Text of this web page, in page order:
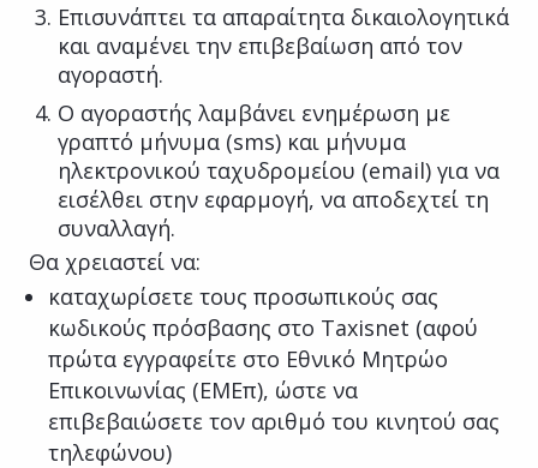
Επισυνάπτει τα απαραίτητα δικαιολογητικά
και αναμένει την επιβεβαίωση από τον
αγοραστή.
Ο αγοραστής λαμβάνει ενημέρωση με
γραπτό μήνυμα (sms) και μήνυμα
ηλεκτρονικού ταχυδρομείου (email) για να
εισέλθει στην εφαρμογή, να αποδεχτεί τη
συναλλαγή.
Θα χρειαστεί να:
καταχωρίσετε τους προσωπικούς σας
κωδικούς πρόσβασης στο Taxisnet (αφού
πρώτα εγγραφείτε στο Εθνικό Μητρώο
Επικοινωνίας (ΕΜΕπ), ώστε να
επιβεβαιώσετε τον αριθμό του κινητού σας
τηλεφώνου)